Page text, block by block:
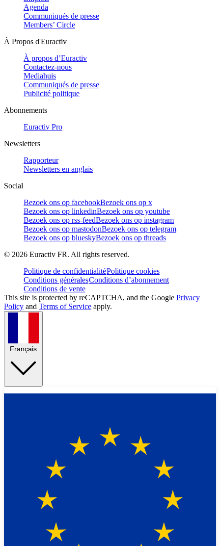
Agenda
Communiqués de presse
Members’ Circle
À Propos d'Euractiv
À propos d’Euractiv
Contactez-nous
Mediahuis
Communiqués de presse
Publicité politique
Abonnements
Euractiv Pro
Newsletters
Rapporteur
Newsletters en anglais
Social
Bezoek ons op facebookBezoek ons op x
Bezoek ons op linkedinBezoek ons op youtube
Bezoek ons op rss-feedBezoek ons op instagram
Bezoek ons op mastodonBezoek ons op telegram
Bezoek ons op blueskyBezoek ons op threads
© 2026 Euractiv FR. All rights reserved.
Politique de confidentialitéPolitique cookies
Conditions généralesConditions d’abonnement
Conditions de vente
This site is protected by reCAPTCHA, and the Google Privacy
Policy and Terms of Service apply.
Français